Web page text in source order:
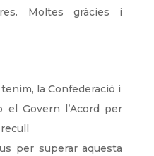
Moltes gràcies i
la Confederació i
el Govern l’Acord per
per superar aquesta